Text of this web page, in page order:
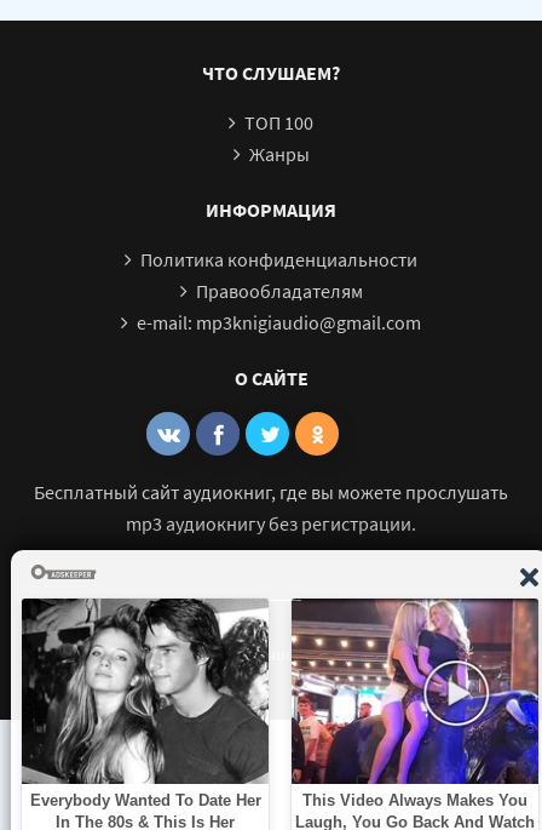
ЧТО СЛУШАЕМ?
ТОП 100
Жанры
ИНФОРМАЦИЯ
Политика конфиденциальности
Правообладателям
e-mail: mp3knigiaudio@gmail.com
О САЙТЕ
Бесплатный сайт аудиокниг, где вы можете прослушать
mp3 аудиокнигу без регистрации.
© 2021 - 2026 mp3-knigi-audio.com Все права защищены